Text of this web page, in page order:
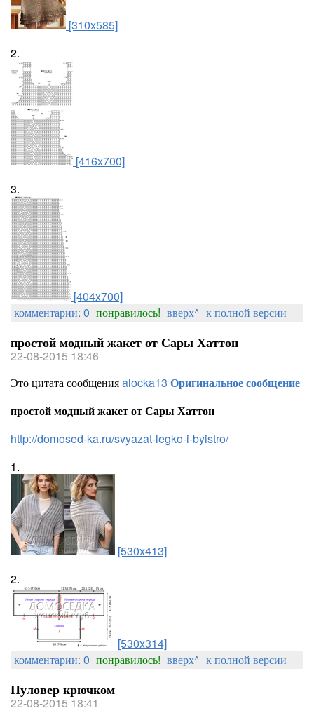
[310x585]
2.
[416x700]
3.
[404x700]
комментарии: 0 понравилось! вверх^ к полной версии
простой модный жакет от Сары Хаттон
22-08-2015 18:46
Это цитата сообщенияalocka13 Оригинальное сообщение
простой модный жакет от Сары Хаттон
http://domosed-ka.ru/svyazat-legko-i-byistro/
1.
[530x413]
2.
[530x314]
комментарии: 0 понравилось! вверх^ к полной версии
Пуловер крючком
22-08-2015 18:41